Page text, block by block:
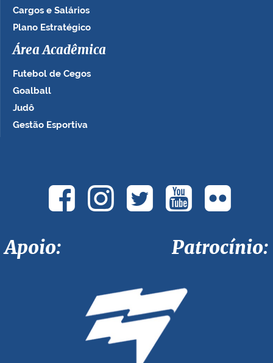
Cargos e Salários
Plano Estratégico
Área Acadêmica
Futebol de Cegos
Goalball
Judô
Gestão Esportiva
Apoio: Patrocínio: